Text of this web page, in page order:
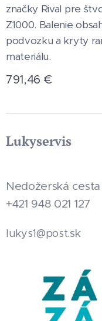
značky Rival pre
Z1000. Balenie
podvozku a kryty
materiálu.
791,46 €
Lukyservis
Nedožerská cesta
+421 948 021 127
lukys1@post.sk